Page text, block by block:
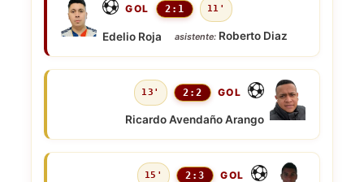
GOL 2:1 11'
Edelio Roja asistente: Roberto Diaz
13' 2:2 GOL
Ricardo Avendaño Arango
15' 2:3 GOL